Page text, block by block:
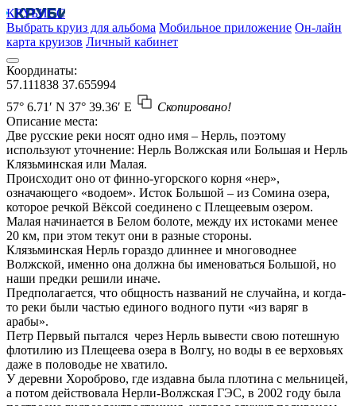
КРУБИСС
Выбрать круиз для альбома Мобильное приложение Он-лайн
карта круизов Личный кабинет
Координаты:
57.111838 37.655994
57° 6.71′ N 37° 39.36′ E
Скопировано!
Описание места:
Две русские реки носят одно имя – Нерль, поэтому
используют уточнение: Нерль Волжская или Большая и Нерль
Клязьминская или Малая.
Происходит оно от финно-угорского корня «нер»,
означающего «водоем». Исток Большой – из Сомина озера,
которое речкой Вёксой соединено с Плещеевым озером.
Малая начинается в Белом болоте, между их истоками менее
20 км, при этом текут они в разные стороны.
Клязьминская Нерль гораздо длиннее и многоводнее
Волжской, именно она должна бы именоваться Большой, но
наши предки решили иначе.
Предполагается, что общность названий не случайна, и когда-
то реки были частью единого водного пути «из варяг в
арабы».
Петр Первый пытался через Нерль вывести свою потешную
флотилию из Плещеева озера в Волгу, но воды в ее верховьях
даже в половодье не хватило.
У деревни Хороброво, где издавна была плотина с мельницей,
а потом действовала Нерли-Волжская ГЭС, в 2002 году была